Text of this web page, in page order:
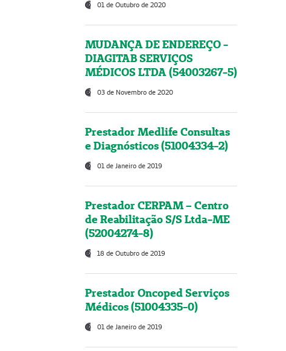
01 de Outubro de 2020
MUDANÇA DE ENDEREÇO -
DIAGITAB SERVIÇOS
MÉDICOS LTDA (54003267-5)
03 de Novembro de 2020
Prestador Medlife Consultas
e Diagnósticos (51004334-2)
01 de Janeiro de 2019
Prestador CERPAM – Centro
de Reabilitação S/S Ltda-ME
(52004274-8)
18 de Outubro de 2019
Prestador Oncoped Serviços
Médicos (51004335-0)
01 de Janeiro de 2019